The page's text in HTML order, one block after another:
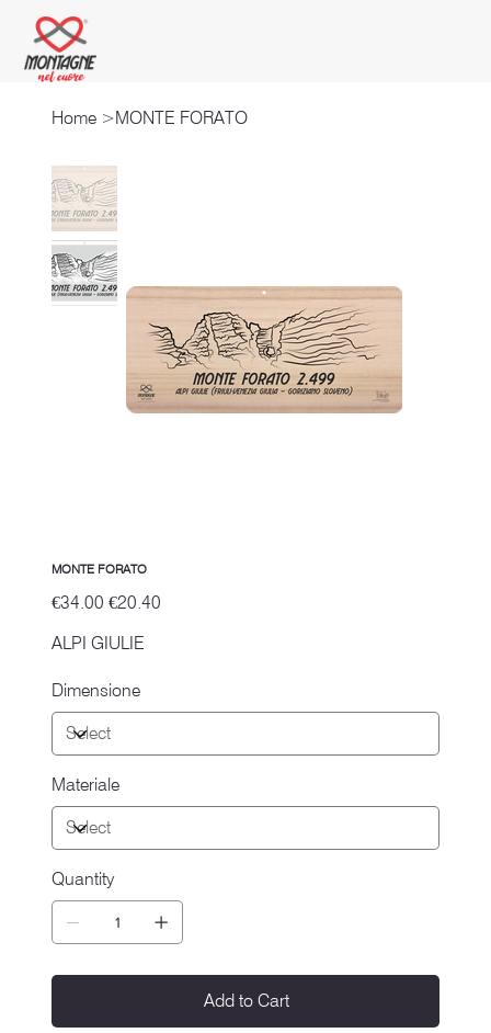
Home >MONTE FORATO
MONTE FORATO
Original
price
€34.00
Sale
price
€20.40
ALPI GIULIE
Dimensione
Materiale
Quantity
Add to Cart